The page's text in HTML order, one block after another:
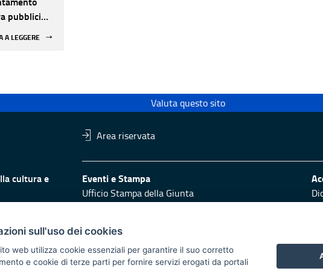
pubblici
A LEGGERE
Valuta questo sito
Area riservata
cultura e
Starita -
Eventi e Stampa
Ufficio Stampa della Giunta
Press Regione
Responsabili di pubblicazione
sull'uso dei cookies
web utilizza cookie essenziali per garantire il suo corretto
e cookie di terze parti per fornire servizi erogati da portali